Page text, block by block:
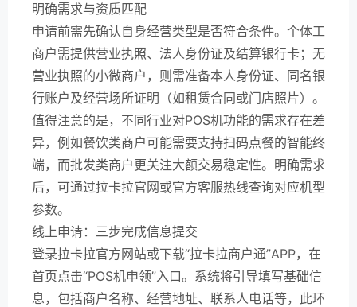
明确需求与资质匹配
申请前需先确认自身经营类型是否符合条件。个体工
商户需提供营业执照、法人身份证及结算银行卡；无
营业执照的小微商户，则需准备本人身份证、同名银
行账户及经营场所证明（如租赁合同或门店照片）。
值得注意的是，不同行业对POS机功能的需求存在差
异，例如餐饮类商户可能需要支持扫码点餐的智能终
端，而批发类商户更关注大额交易稳定性。明确需求
后，可通过拉卡拉官网或官方客服热线查询对应机型
参数。
线上申请：三步完成信息提交
登录拉卡拉官方网站或下载“拉卡拉商户通”APP，在
首页点击“POS机申领”入口。系统将引导填写基础信
息，包括商户名称、经营地址、联系人电话等，此环